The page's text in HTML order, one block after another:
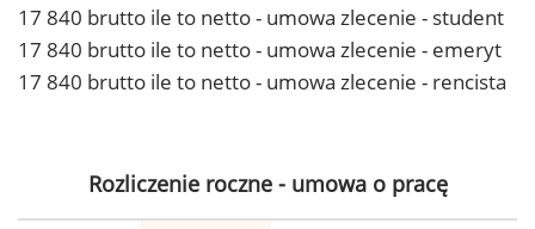
17 840 brutto ile to netto - umowa zlecenie - student
17 840 brutto ile to netto - umowa zlecenie - emeryt
17 840 brutto ile to netto - umowa zlecenie - rencista
Rozliczenie roczne - umowa o pracę